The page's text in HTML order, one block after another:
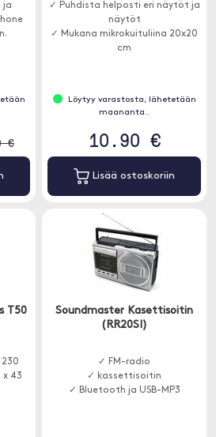
ja
€
✓ Puhdista helposti eri näytöt ja
näytöt
✓ Mukana mikrokuituliina 20x20
cm
Löytyy varastosta, lähetetään
maananta..
10.90 €
Lisää ostoskoriin
T50
x 43
Soundmaster Kasettisoitin
(RR20SI)
✓ FM-radio
✓ kassettisoitin
✓ Bluetooth ja USB-MP3